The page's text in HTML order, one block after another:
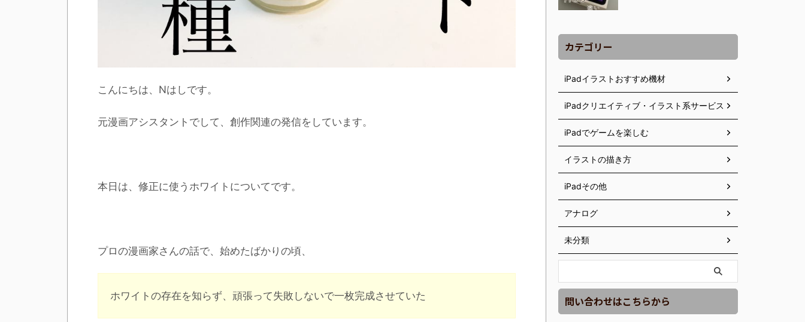
こんにちは、Nはしです。
元漫画アシスタントでして、創作関連の発信をしています。
本日は、修正に使うホワイトについてです。
プロの漫画家さんの話で、始めたばかりの頃、
ホワイトの存在を知らず、頑張って失敗しないで一枚完成させていた
カテゴリー
iPadイラストおすすめ機材
iPadクリエイティブ・イラスト系サービス
iPadでゲームを楽しむ
イラストの描き方
iPadその他
アナログ
未分類
問い合わせはこちらから